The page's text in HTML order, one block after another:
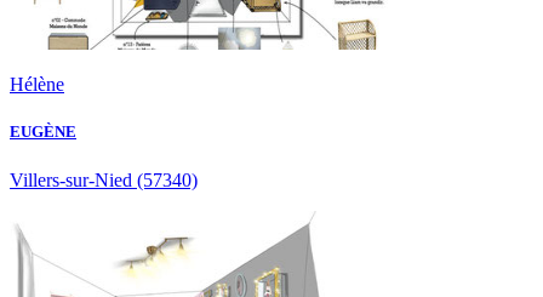
Hélène
EUGÈNE
Villers-sur-Nied (57340)